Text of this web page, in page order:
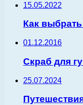
15.05.2022
Как
01.12.2016
Скраб для
25.07.2024